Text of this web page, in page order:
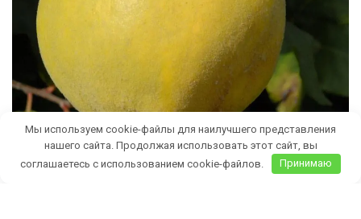
Мы используем cookie-файлы для наилучшего представления
нашего сайта. Продолжая использовать этот сайт, вы
соглашаетесь с использованием cookie-файлов.
Принимаю